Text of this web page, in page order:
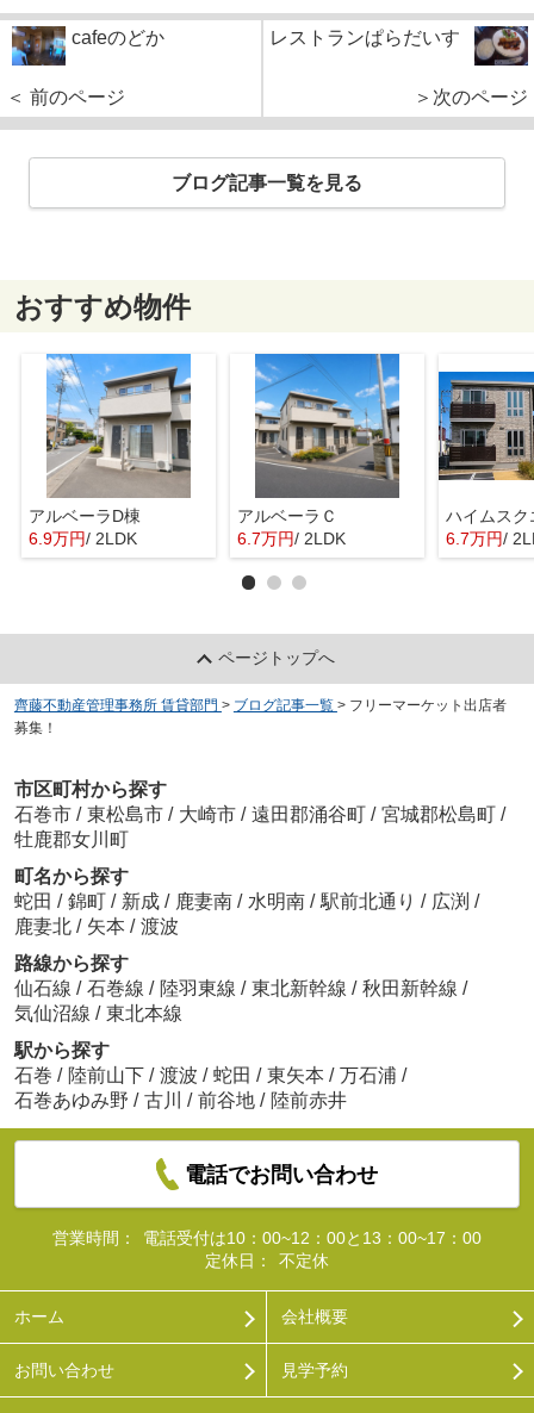
cafeのどか
＜ 前のページ
レストランぱらだいす
＞次のページ
ブログ記事一覧を見る
おすすめ物件
アルベーラD棟
6.9万円/ 2LDK
アルベーラＣ
6.7万円/ 2LDK 6.7万円/
ページトップへ
齊藤不動産管理事務所 賃貸部門 > ブログ記事一覧 > フリーマーケット出店者
募集！
市区町村から探す
石巻市 / 東松島市 / 大崎市 / 遠田郡涌谷町 / 宮城郡松島町 /
牡鹿郡女川町
町名から探す
蛇田 / 錦町 / 新成 / 鹿妻南 / 水明南 / 駅前北通り / 広渕 /
鹿妻北 / 矢本 / 渡波
路線から探す
仙石線 / 石巻線 / 陸羽東線 / 東北新幹線 / 秋田新幹線 /
気仙沼線 / 東北本線
駅から探す
石巻 / 陸前山下 / 渡波 / 蛇田 / 東矢本 / 万石浦 /
石巻あゆみ野 / 古川 / 前谷地 / 陸前赤井
電話でお問い合わせ
営業時間：
電話受付は10：00~12：00と13：00~17：00
定休日：
不定休
ホーム 会社概要
お問い合わせ 見学予約